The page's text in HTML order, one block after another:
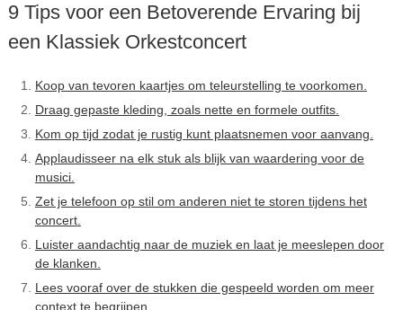
9 Tips voor een Betoverende Ervaring bij
een Klassiek Orkestconcert
Koop van tevoren kaartjes om teleurstelling te voorkomen.
Draag gepaste kleding, zoals nette en formele outfits.
Kom op tijd zodat je rustig kunt plaatsnemen voor aanvang.
Applaudisseer na elk stuk als blijk van waardering voor de
musici.
Zet je telefoon op stil om anderen niet te storen tijdens het
concert.
Luister aandachtig naar de muziek en laat je meeslepen door
de klanken.
Lees vooraf over de stukken die gespeeld worden om meer
context te begrijpen.